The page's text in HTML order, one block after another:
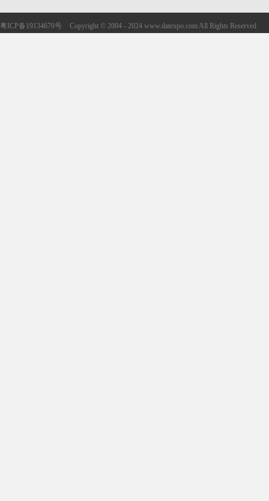
粤ICP备19134670号 Copyright © 2004 - 2024 www.datexpo.com All Rights Reserved